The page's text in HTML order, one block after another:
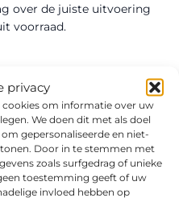
privacy
om informatie over uw
We doen dit met als doel
gepersonaliseerde en niet-
Door in te stemmen met
zoals surfgedrag of unieke
toestemming geeft of uw
invloed hebben op
over de juiste uitvoering
voorraad.